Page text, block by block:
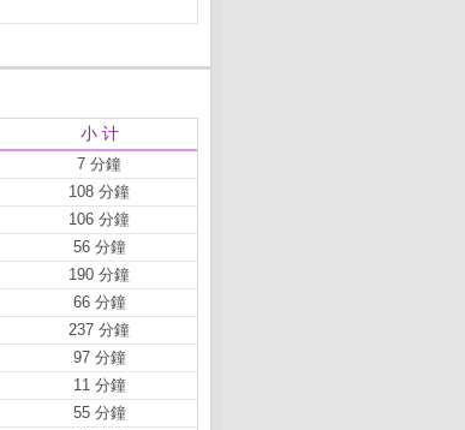
小 计
7 分鐘
108 分鐘
106 分鐘
56 分鐘
190 分鐘
66 分鐘
237 分鐘
97 分鐘
11 分鐘
55 分鐘